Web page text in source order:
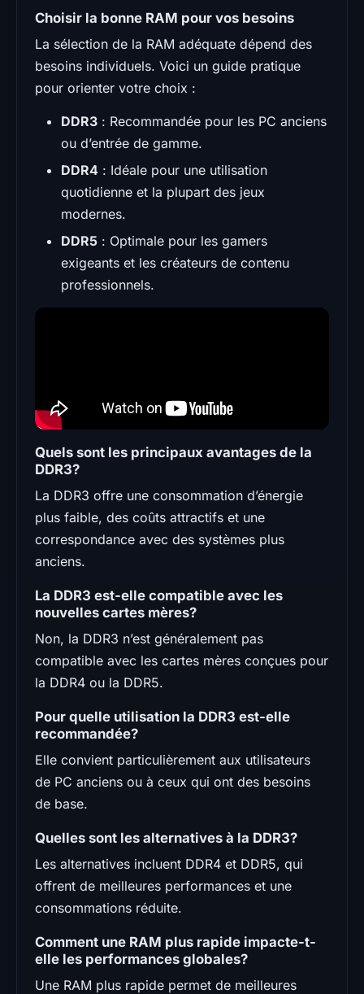
Choisir la bonne RAM pour vos besoins
La sélection de la RAM adéquate dépend des
besoins individuels. Voici un guide pratique
pour orienter votre choix :
DDR3 : Recommandée pour les PC anciens
ou d’entrée de gamme.
DDR4 : Idéale pour une utilisation
quotidienne et la plupart des jeux
modernes.
DDR5 : Optimale pour les gamers
exigeants et les créateurs de contenu
professionnels.
Quels sont les principaux avantages de la
DDR3?
La DDR3 offre une consommation d’énergie
plus faible, des coûts attractifs et une
correspondance avec des systèmes plus
anciens.
La DDR3 est-elle compatible avec les
nouvelles cartes mères?
Non, la DDR3 n’est généralement pas
compatible avec les cartes mères conçues pour
la DDR4 ou la DDR5.
Pour quelle utilisation la DDR3 est-elle
recommandée?
Elle convient particulièrement aux utilisateurs
de PC anciens ou à ceux qui ont des besoins
de base.
Quelles sont les alternatives à la DDR3?
Les alternatives incluent DDR4 et DDR5, qui
offrent de meilleures performances et une
consommations réduite.
Comment une RAM plus rapide impacte-t-
elle les performances globales?
Une RAM plus rapide permet de meilleures